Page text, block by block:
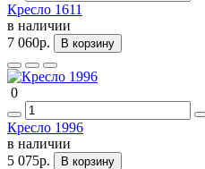
Кресло 1611
в наличии
7 060р.
В корзину
0
Кресло 1996
в наличии
5 075р.
В корзину